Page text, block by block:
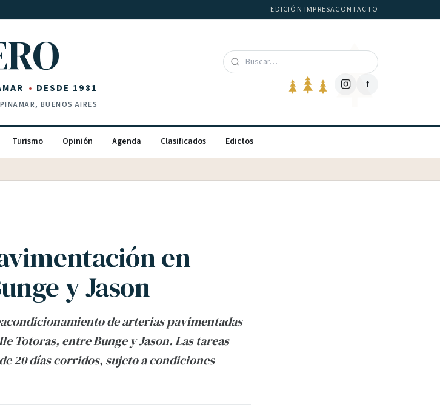
EDICIÓN IMPRESACONTACTO
DESDE 1981
BUENOS AIRES
f
Turismo Opinión Agenda Clasificados Edictos
en
y Jason
de arterias pavimentadas
Totoras, entre Bunge y Jason. Las tareas
20 días corridos, sujeto a condiciones